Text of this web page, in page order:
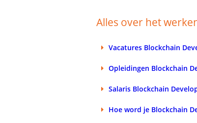
Alles over het
Vacatures Blockchain
Opleidingen Blockchain
Salaris Blockchain
Hoe word je Blockchain